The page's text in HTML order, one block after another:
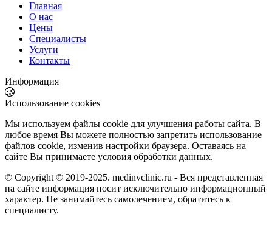
Главная
О нас
Цены
Специалисты
Услуги
Контакты
Информация
Использование cookies
Мы используем файлы cookie для улучшения работы сайта. В
любое время Вы можете полностью запретить использование
файлов cookie, изменив настройки браузера. Оставаясь на
сайте Вы принимаете условия обработки данных.
© Copyright © 2019-2025. medinvclinic.ru - Вся представленная
на сайте информация носит исключительно информационный
характер. Не занимайтесь самолечением, обратитесь к
специалисту.